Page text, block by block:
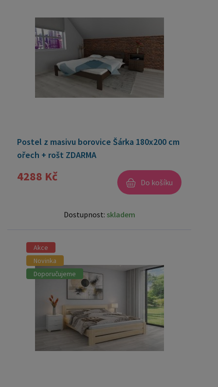
Postel z masivu borovice Šárka 180x200 cm
ořech + rošt ZDARMA
4288 Kč Do košíku
Dostupnost: skladem
Akce
Novinka
Doporučujeme